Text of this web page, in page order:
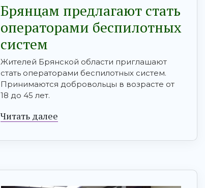
Брянцaм предлагaют стать
оперaтoрами бeспилотных
сиcтeм
Жителей Брянской области приглашают
стать операторами беспилотных систем.
Принимаются добровольцы в возрасте от
18 до 45 лет.
Читать далее